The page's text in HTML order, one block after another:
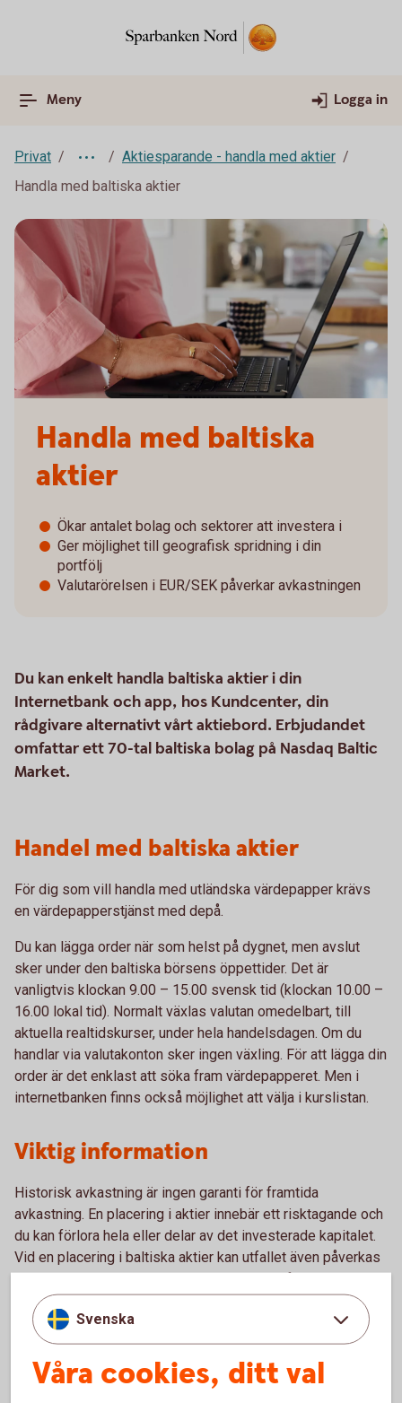
Meny Logga in
Privat
Aktiesparande - handla med aktier
Handla med baltiska aktier
Handla med baltiska
aktier
Ökar antalet bolag och sektorer att investera i
Ger möjlighet till geografisk spridning i din
portfölj
Valutarörelsen i EUR/SEK påverkar avkastningen
Du kan enkelt handla baltiska aktier i din
Internetbank och app, hos Kundcenter, din
rådgivare alternativt vårt aktiebord. Erbjudandet
omfattar ett 70-tal baltiska bolag på Nasdaq Baltic
Market.
Handel med baltiska aktier
För dig som vill handla med utländska värdepapper krävs
en värdepapperstjänst med depå.
Du kan lägga order när som helst på dygnet, men avslut
sker under den baltiska börsens öppettider. Det är
vanligtvis klockan 9.00 – 15.00 svensk tid (klockan 10.00 –
16.00 lokal tid). Normalt växlas valutan omedelbart, till
aktuella realtidskurser, under hela handelsdagen. Om du
handlar via valutakonton sker ingen växling. För att lägga din
order är det enklast att söka fram värdepapperet. Men i
internetbanken finns också möjlighet att välja i kurslistan.
Viktig information
Historisk avkastning är ingen garanti för framtida
avkastning. En placering i aktier innebär ett risktagande och
du kan förlora hela eller delar av det investerade kapitalet.
Vid en placering i baltiska aktier kan utfallet även påverkas
av kursutvecklingen SEK/EUR. Växlingsavgift tillkommer
med max 0,41 procent vid köp eller försäljning från/till SEK-
konto.
Svenska
Våra cookies, ditt val